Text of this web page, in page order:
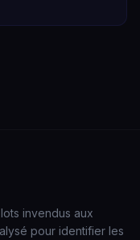
invendus aux
pour identifier les